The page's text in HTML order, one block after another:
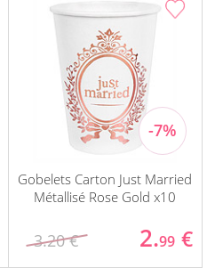
Gobelets Carton Just Married
Métallisé Rose Gold x10
3.20 € 2.99 €